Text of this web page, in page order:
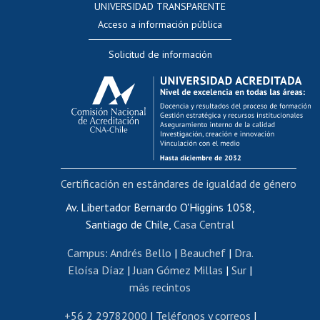
Evaluación docente
Calificación académica
Postulación al AUCAI
Funcionarias/os
Cursos internos de capacitación
Bienestar del personal
Portal de movilidad interna
Certificado de renta
Certificado de renta honorarios
Editar páginas blancas
Extranjeras/os
Revalidación y reconocimiento de títulos
UNIVERSIDAD TRANSPARENTE
Acceso a información pública
Solicitud de información
Av. Libertador Bernardo O'Higgins 1058,
Santiago de Chile, Casa Central
Campus: Andrés Bello | Beauchef| Dra.
Eloísa Díaz |Juan Gómez Millas | Sur |
más recintos
+56 2 29782000 | Teléfonos y correos |
Certificación en estándares de igualdad de género